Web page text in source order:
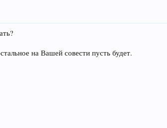
на Вашей совести пусть будет.